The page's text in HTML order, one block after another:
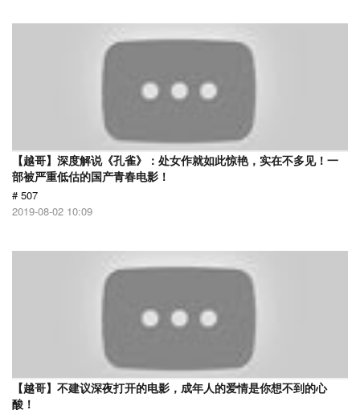
【越哥】深度解说《孔雀》：处女作就如此惊艳，实在不多见！一
部被严重低估的国产青春电影！
# 507
2019-08-02 10:09
【越哥】不建议深夜打开的电影，成年人的爱情是你想不到的心
酸！